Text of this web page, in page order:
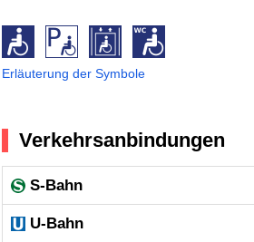
Erläuterung der Symbole
Verkehrsanbindungen
S-Bahn
U-Bahn